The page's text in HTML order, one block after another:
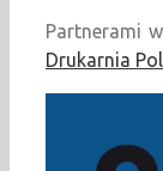
Partnerami
Drukarnia